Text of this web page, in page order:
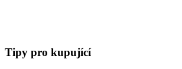
Tipy pro kupující